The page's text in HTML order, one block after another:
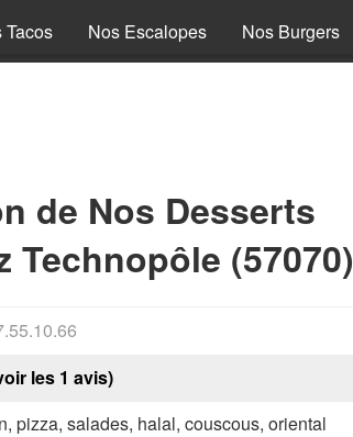
Tacos Nos Escalopes Nos Burgers
de Nos Desserts
Technopôle (57070)
les 1 avis)
pizza, salades, halal, couscous, oriental